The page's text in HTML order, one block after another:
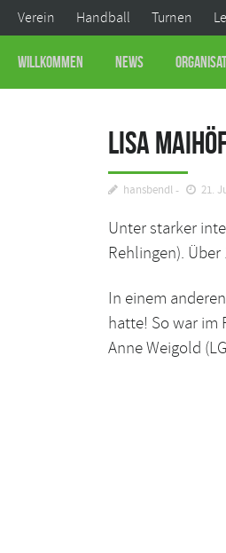
Verein Handball Turnen
Willkommen News
Lisa
hansbendl 21.
Unter starker
Rehlingen).
In einem
hatte! So war im
Anne Weigold